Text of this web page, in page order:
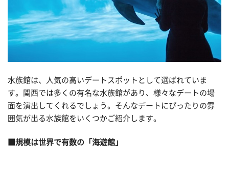
水族館は、人気の高いデートスポットとして選ばれていま
す。関西では多くの有名な水族館があり、様々なデートの場
面を演出してくれるでしょう。そんなデートにぴったりの雰
囲気が出る水族館をいくつかご紹介します。
■規模は世界で有数の「海遊館」